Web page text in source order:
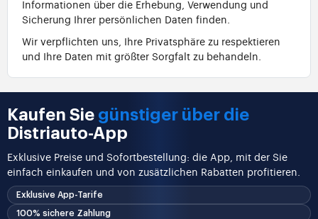
Informationen über die Erhebung, Verwendung und
Sicherung Ihrer persönlichen Daten finden.
Wir verpflichten uns, Ihre Privatsphäre zu respektieren
und Ihre Daten mit größter Sorgfalt zu behandeln.
Kaufen Sie günstiger über die
Distriauto-App
Exklusive Preise und Sofortbestellung: die App, mit der Sie
einfach einkaufen und von zusätzlichen Rabatten profitieren.
Exklusive App-Tarife
100% sichere Zahlung